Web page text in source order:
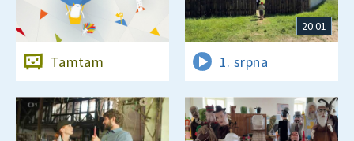
Tamtam
20:01
1. srpna